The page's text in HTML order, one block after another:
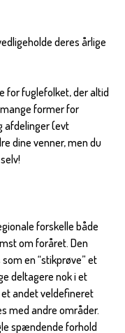
deres årlige
for fuglefolket, der altid
former for
afdelinger (evt
dine venner, men du
forskelle både
om foråret. Den
en “stikprøve” et
deltagere nok i et
andet veldefineret
med andre områder.
spændende forhold